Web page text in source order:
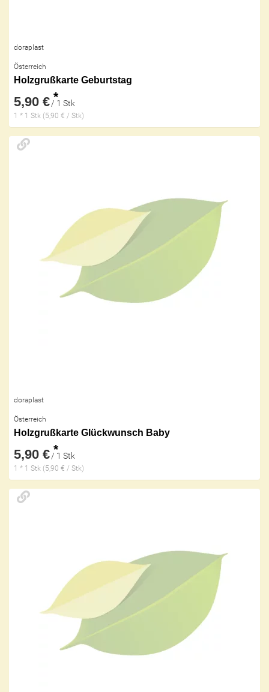
doraplast
Österreich
Holzgrußkarte Geburtstag
5,90 € *
/ 1 Stk
1 * 1 Stk (5,90 € / Stk)
doraplast
Österreich
Holzgrußkarte Glückwunsch Baby
5,90 € *
/ 1 Stk
1 * 1 Stk (5,90 € / Stk)